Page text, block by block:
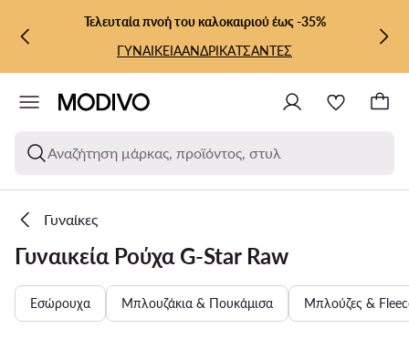
ΜΕΤΆΒΑΣΗ ΣΤΟ ΚΎΡΙΟ ΠΕΡΙΕΧΌΜΕΝΟ
ΜΕΤΆΒΑΣΗ ΣΤΗΝ ΑΝΑΖΉΤΗΣΗ
Τελευταία πνοή του καλοκαιριού έως -35%
ΓΥΝΑΙΚΕΙΑΑΝΔΡΙΚΑΤΣΑΝΤΕΣ
Αναζήτηση μάρκας, προϊόντος, στυλ
Γυναίκες
Γυναικεία Ρούχα G-Star Raw
Εσώρουχα Μπλουζάκια & Πουκάμισα Μπλούζες &